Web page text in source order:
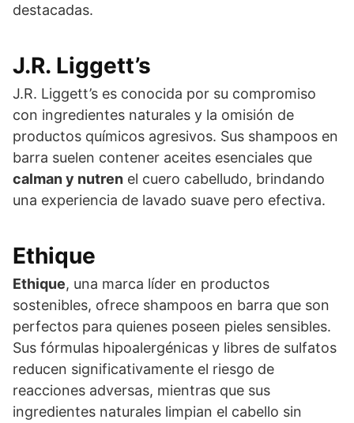
destacadas.
J.R. Liggett’s
J.R. Liggett’s es conocida por su compromiso
con ingredientes naturales y la omisión de
productos químicos agresivos. Sus shampoos en
barra suelen contener aceites esenciales que
calman y nutren el cuero cabelludo, brindando
una experiencia de lavado suave pero efectiva.
Ethique
Ethique, una marca líder en productos
sostenibles, ofrece shampoos en barra que son
perfectos para quienes poseen pieles sensibles.
Sus fórmulas hipoalergénicas y libres de sulfatos
reducen significativamente el riesgo de
reacciones adversas, mientras que sus
ingredientes naturales limpian el cabello sin